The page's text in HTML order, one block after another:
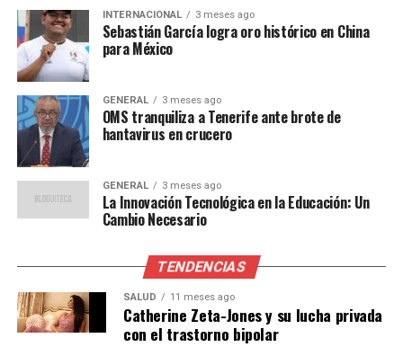
Desafíos y Oportunidades
A pesar de los avances, la implementación de tecnología
en la educación no está exenta de desafíos. La brecha
digital sigue siendo un problema significativo,
especialmente en áreas rurales donde el acceso a
Internet es limitado. Sin embargo, las iniciativas
gubernamentales y privadas están trabajando para
mejorar la infraestructura tecnológica en estas
regiones.
desigual a la tecnología podría exacerbar las
desigualdades educativas existentes. No obstante, hay
un optimismo cauteloso sobre el potencial de la
tecnología para nivelar el campo de juego educativo.
INTERNACIONAL 3 meses ago
Sebastián García logra oro histórico en China
para México
GENERAL 3 meses ago
OMS tranquiliza a Tenerife ante brote de
hantavirus en crucero
GENERAL 3 meses ago
La Innovación Tecnológica en la Educación: Un
Cambio Necesario
TENDENCIAS
SALUD 11 meses ago
Catherine Zeta-Jones y su lucha privada
con el trastorno bipolar